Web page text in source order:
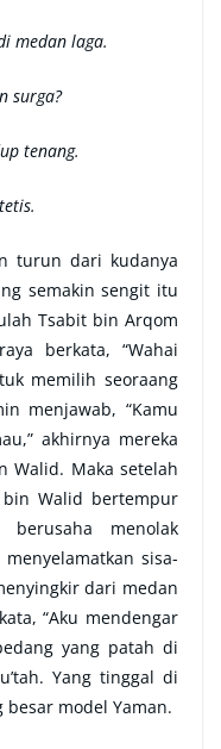
medan laga.
surga?
tenang.
turun dari kudanya
semakin sengit itu
Tsabit bin Arqom
berkata, “Wahai
memilih seoraang
menjawab, “Kamu
akhirnya mereka
Walid. Maka setelah
Walid bertempur
menolak
sisa-
dari medan
“Aku mendengar
yang patah di
Yang tinggal di
model Yaman.